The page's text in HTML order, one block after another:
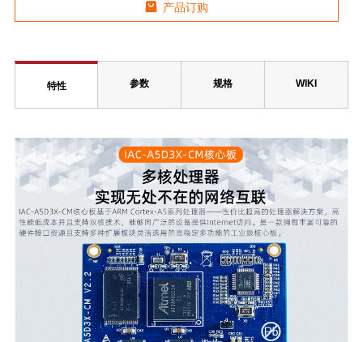
产品订购
特性 参数 规格 WIKI